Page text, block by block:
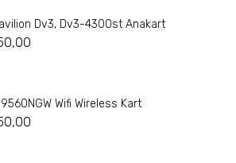
Dv3, Dv3-4300st Anakart
Wifi Wireless Kart